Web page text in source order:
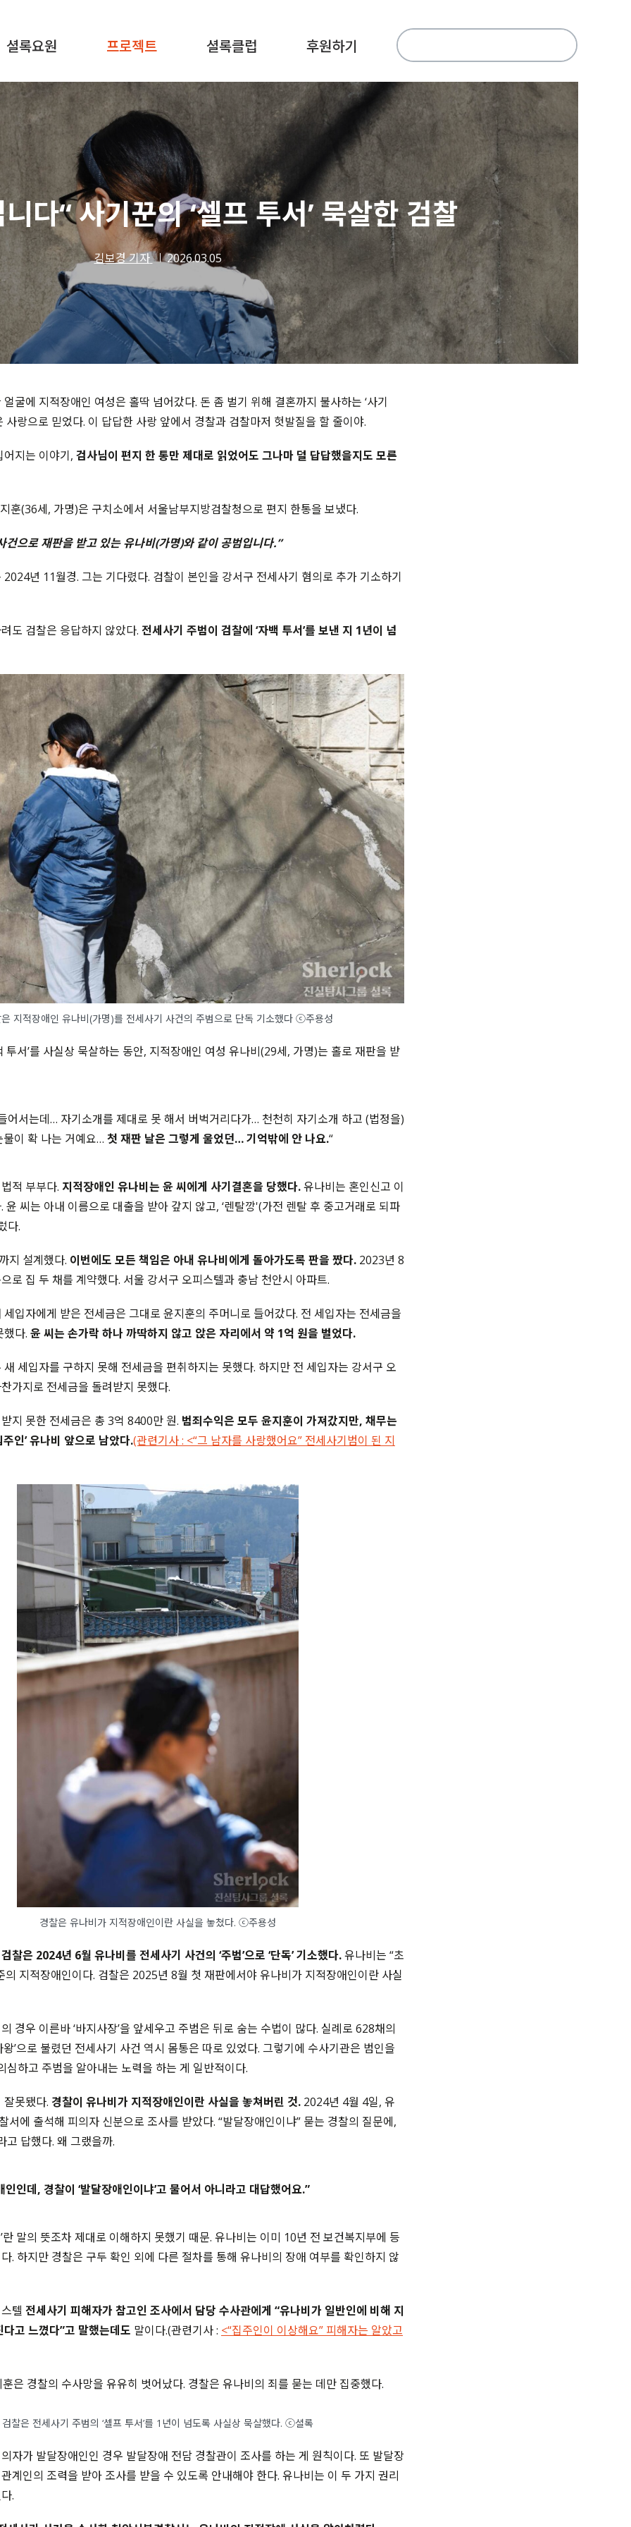
셜록요원 프로젝트 셜록클럽 후원하기
검
색:
다“ 사기꾼의 ‘셀프 투서’ 묵살한 검찰
김보경 기자 2026.03.05
굴에 지적장애인 여성은 홀딱 넘어갔다. 돈 좀 벌기 위해 결혼까지 불사하는 ‘사기
사랑으로 믿었다. 이 답답한 사랑 앞에서 경찰과 검찰마저 헛발질을 할 줄이야.
지는 이야기, 검사님이 편지 한 통만 제대로 읽었어도 그나마 덜 답답했을지도 모른
훈(36세, 가명)은 구치소에서 서울남부지방검찰청으로 편지 한통을 보냈다.
건으로 재판을 받고 있는 유나비(가명)와 같이 공범입니다.”
년 11월경. 그는 기다렸다. 검찰이 본인을 강서구 전세사기 혐의로 추가 기소하기
도 검찰은 응답하지 않았다. 전세사기 주범이 검찰에 ‘자백 투서’를 보낸 지 1년이 넘
지적장애인 유나비(가명)를 전세사기 사건의 주범으로 단독 기소했다 ⓒ주용성
투서’를 사실상 묵살하는 동안, 지적장애인 여성 유나비(29세, 가명)는 홀로 재판을 받
어서는데… 자기소개를 제대로 못 해서 버벅거리다가… 천천히 자기소개 하고 (법정을)
이 확 나는 거예요… 첫 재판 날은 그렇게 울었던… 기억밖에 안 나요.“
적 부부다. 지적장애인 유나비는 윤 씨에게 사기결혼을 당했다.유나비는 혼인신고 이
윤 씨는 아내 이름으로 대출을 받아 갚지 않고, ‘렌탈깡'(가전 렌탈 후 중고거래로 되파
다.
지 설계했다. 이번에도 모든 책임은 아내 유나비에게 돌아가도록 판을 짰다. 2023년 8
로 집 두 채를 계약했다. 서울 강서구 오피스텔과 충남 천안시 아파트.
입자에게 받은 전세금은 그대로 윤지훈의 주머니로 들어갔다. 전 세입자는 전세금을
했다. 윤 씨는 손가락 하나 까딱하지 않고 앉은 자리에서 약 1억 원을 벌었다.
세입자를 구하지 못해 전세금을 편취하지는 못했다. 하지만 전 세입자는 강서구 오
가지로 전세금을 돌려받지 못했다.
지 못한 전세금은 총 3억 8400만 원. 범죄수익은 모두 윤지훈이 가져갔지만, 채무는
인’ 유나비 앞으로 남았다.(관련기사 : <“그 남자를 사랑했어요” 전세사기범이 된 지
경찰은 유나비가 지적장애인이란 사실을 놓쳤다. ⓒ주용성
찰은 2024년 6월 유나비를 전세사기 사건의 ‘주범’으로 ‘단독’ 기소했다.유나비는 “초
의 지적장애인이다. 검찰은 2025년 8월 첫 재판에서야 유나비가 지적장애인이란 사실
경우 이른바 ‘바지사장’을 앞세우고 주범은 뒤로 숨는 수법이 많다. 실례로 628채의
왕’으로 불렸던 전세사기 사건 역시 몸통은 따로 있었다. 그렇기에 수사기관은 범인을
심하고 주범을 알아내는 노력을 하는 게 일반적이다.
못됐다. 경찰이 유나비가 지적장애인이란 사실을 놓쳐버린 것. 2024년 4월 4일, 유
서에 출석해 피의자 신분으로 조사를 받았다. “발달장애인이냐” 묻는 경찰의 질문에,
고 답했다. 왜 그랬을까.
인인데, 경찰이 ‘발달장애인이냐’고 물어서 아니라고 대답했어요.”
란 말의 뜻조차 제대로 이해하지 못했기 때문. 유나비는 이미 10년 전 보건복지부에 등
. 하지만 경찰은 구두 확인 외에 다른 절차를 통해 유나비의 장애 여부를 확인하지 않
텔 전세사기 피해자가 참고인 조사에서 담당 수사관에게 “유나비가 일반인에 비해 지
고 느꼈다”고 말했는데도 말이다.(관련기사 : <“집주인이 이상해요” 피해자는 알았고
은 경찰의 수사망을 유유히 벗어났다. 경찰은 유나비의 죄를 묻는 데만 집중했다.
검찰은 전세사기 주범의 ‘셀프 투서’를 1년이 넘도록 사실상 묵살했다. ⓒ셜록
자가 발달장애인인 경우 발달장애 전담 경찰관이 조사를 하는 게 원칙이다. 또 발달장
계인의 조력을 받아 조사를 받을 수 있도록 안내해야 한다. 유나비는 이 두 가지 권리
.